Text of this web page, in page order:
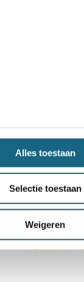
Alles toestaan
Selectie toestaan
Weigeren